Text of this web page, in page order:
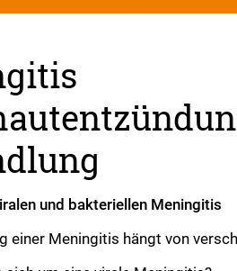
und bakteriellen Meningitis
einer Meningitis hängt von